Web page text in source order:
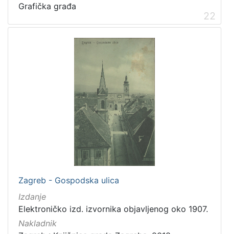
Grafička građa
22
Zagreb - Gospodska ulica
Izdanje
Elektroničko izd. izvornika objavljenog oko 1907.
Nakladnik